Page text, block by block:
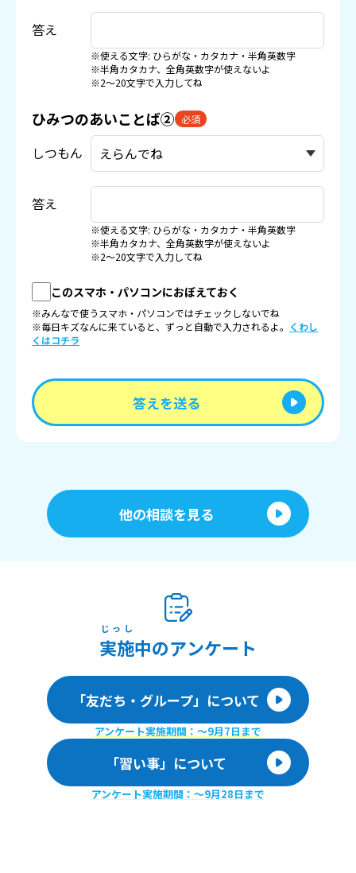
答え
※使える文字: ひらがな・カタカナ・半角英数字
※半角カタカナ、全角英数字が使えないよ
※2〜20文字で入力してね
ひみつのあいことば② 必須
しつもん
答え
※使える文字: ひらがな・カタカナ・半角英数字
※半角カタカナ、全角英数字が使えないよ
※2〜20文字で入力してね
このスマホ・パソコンにおぼえておく
※みんなで使うスマホ・パソコンではチェックしないでね
※毎日キズなんに来ていると、ずっと自動で入力されるよ。 くわし
くはコチラ
答えを送る
他の相談を見る
実施
じっし
中のアンケート
「友だち・グループ」について
アンケート実施期間：〜9月7日まで
「習い事」について
アンケート実施期間：〜9月28日まで